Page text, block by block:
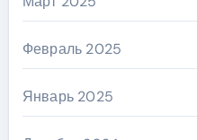
Февраль 2025
Январь 2025